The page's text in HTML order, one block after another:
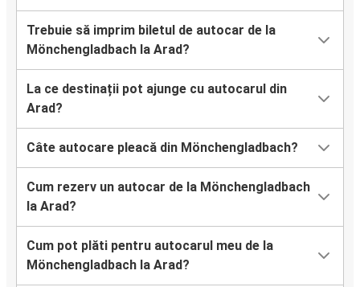
Trebuie să imprim biletul de autocar de la
Mönchengladbach la Arad?
La ce destinații pot ajunge cu autocarul din
Arad?
Câte autocare pleacă din Mönchengladbach?
Cum rezerv un autocar de la Mönchengladbach
la Arad?
Cum pot plăti pentru autocarul meu de la
Mönchengladbach la Arad?